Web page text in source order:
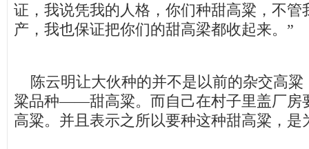
证，我说凭我的人格，你们种甜高粱，不管
产，我也保证把你们的甜高梁都收起来。”
陈云明让大伙种的并不是以前的杂交高粱
粱品种——甜高粱。而自己在村子里盖厂房
高粱。并且表示之所以要种这种甜高粱，是